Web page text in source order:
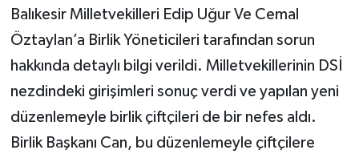
Balıkesir Milletvekilleri Edip Uğur Ve Cemal
Öztaylan’a Birlik Yöneticileri tarafından sorun
hakkında detaylı bilgi verildi. Milletvekillerinin DSİ
nezdindeki girişimleri sonuç verdi ve yapılan yeni
düzenlemeyle birlik çiftçileri de bir nefes aldı.
Birlik Başkanı Can, bu düzenlemeyle çiftçilere